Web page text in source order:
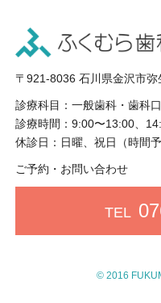
〒921-8036 石川県金沢市弥
診療科目： 一般歯科・歯科
診療時間： 9:00〜13:00、
休診日： 日曜、祝日（時間予
ご予約・お問い合わせ
TEL
© 2016